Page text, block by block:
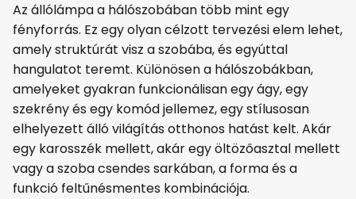
Az állólámpa a hálószobában több mint egy
fényforrás. Ez egy olyan célzott tervezési elem lehet,
amely struktúrát visz a szobába, és egyúttal
hangulatot teremt. Különösen a hálószobákban,
amelyeket gyakran funkcionálisan egy ágy, egy
szekrény és egy komód jellemez, egy stílusosan
elhelyezett álló világítás otthonos hatást kelt. Akár
egy karosszék mellett, akár egy öltözőasztal mellett
vagy a szoba csendes sarkában, a forma és a
funkció feltűnésmentes kombinációja.